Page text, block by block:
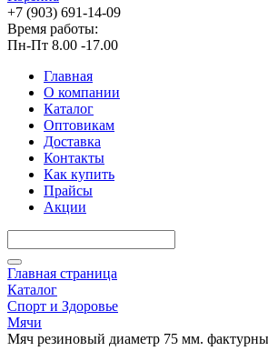
+7 (903) 691-14-09
Время работы:
Пн-Пт 8.00 -17.00
Главная
О компании
Каталог
Оптовикам
Доставка
Контакты
Как купить
Прайсы
Акции
Главная страница
Каталог
Спорт и Здоровье
Мячи
Мяч резиновый диаметр 75 мм.